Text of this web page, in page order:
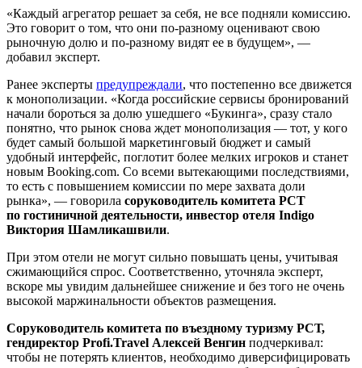
«Каждый агрегатор решает за себя, не все подняли комиссию.
Это говорит о том, что они по-разному оценивают свою
рыночную долю и по-разному видят ее в будущем», —
добавил эксперт.
Ранее эксперты предупреждали, что постепенно все движется
к монополизации. «Когда российские сервисы бронирований
начали бороться за долю ушедшего «Букинга», сразу стало
понятно, что рынок снова ждет монополизация — тот, у кого
будет самый большой маркетинговый бюджет и самый
удобный интерфейс, поглотит более мелких игроков и станет
новым Booking.com. Со всеми вытекающими последствиями,
то есть с повышением комиссии по мере захвата доли
рынка», — говорила соруководитель комитета РСТ
по гостиничной деятельности, инвестор отеля Indigo
Виктория Шамликашвили.
При этом отели не могут сильно повышать цены, учитывая
сжимающийся спрос. Соответственно, уточняла эксперт,
вскоре мы увидим дальнейшее снижение и без того не очень
высокой маржинальности объектов размещения.
Соруководитель комитета по въездному туризму РСТ,
гендиректор Profi.Travel Алексей Венгин подчеркивал:
чтобы не потерять клиентов, необходимо диверсифицировать